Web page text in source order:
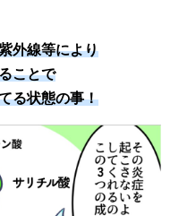
外線等により
ことで
る状態の事！